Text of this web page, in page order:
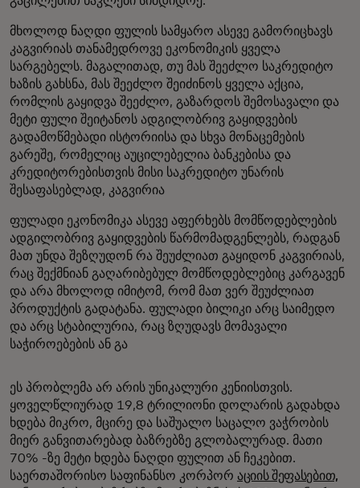
მხოლოდ ნაღდი ფულის სამყარო ასევე გამორიცხავს
კაგვირიას თანამედროვე ეკონომიკის ყველა
სარგებელს. მაგალითად, თუ მას შეეძლო საკრედიტო
ხაზის გახსნა, მას შეეძლო შეიძინოს ყველა აქცია,
რომლის გაყიდვა შეეძლო, გაზარდოს შემოსავალი და
მეტი ფული შეიტანოს ადგილობრივ გაყიდვების
გადამოწმებადი ისტორიისა და სხვა მონაცემების
გარეშე, რომელიც აუცილებელია ბანკებისა და
კრედიტორებისთვის მისი საკრედიტო უნარის
შესაფასებლად, კაგვირია
ფულადი ეკონომიკა ასევე აფერხებს მომწოდებლების
ადგილობრივ გაყიდვების წარმომადგენლებს, რადგან
მათ უნდა შეზღუდონ რა შეუძლიათ გაყიდონ კაგვირიას,
რაც შექმნიან გაღარიბებულ მომწოდებლებიც კარგავენ
და არა მხოლოდ იმიტომ, რომ მათ ვერ შეუძლიათ
პროდუქტის გადატანა. ფულადი ბილიკი არც საიმედო
და არც სტაბილურია, რაც ზღუდავს მომავალი
საჭიროებების ან გა
ეს პრობლემა არ არის უნიკალური კენიისთვის.
ყოველწლიურად 19,8 ტრილიონი დოლარის გადახდა
ხდება მიკრო, მცირე და საშუალო საცალო ვაჭრობის
მიერ განვითარებად ბაზრებზე გლობალურად. მათი
70% -ზე მეტი ხდება ნაღდი ფულით ან ჩეკებით.
საერთაშორისო საფინანსო კორპორ აციის შეფასებით,